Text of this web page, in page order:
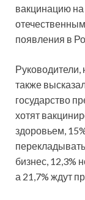
вакцинацию
появления в
Руководители,
также
государство
хотят
здоровьем,
бизнес, 12,3%
а 21,7% ждут